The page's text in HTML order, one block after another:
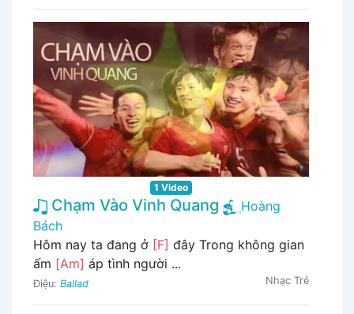
1 Video
Chạm Vào Vinh Quang
Hoàng
Bách
Hôm nay ta đang ở [F] đây Trong không gian
ấm [Am] áp tình người ...
Điệu: Ballad Nhạc Trẻ